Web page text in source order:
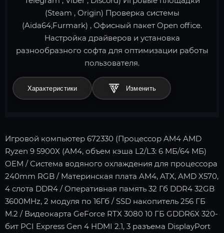
(Steam , Origin) Проверка системы
(Aida64,Furmark) , Офисный пакет Open office.
Настройка драйверов и установка
разнообразного софта для оптимизации работы
пользователя.
Характеристики
Игровой компьютер 672330 (Процессор AM4 AMD
Ryzen 9 5900X (AM4, объем кэша L2/L3: 6 МБ/64 МБ)
OEM / Система водяного охлаждения для процессора
240mm RGB / Материнская плата AM4, ATX, AMD X570,
4 слота DDR4 / Оперативная память 32 Гб DDR4 32GB
3600MHz, 2 модуля по 16Гб / SSD накопитель 256 ГБ
M.2 / Видеокарта GeForce RTX 3080 10 ГБ GDDR6X 320-
бит PCI Express Gen 4 HDMI 2.1, 3 разъема DisplayPort